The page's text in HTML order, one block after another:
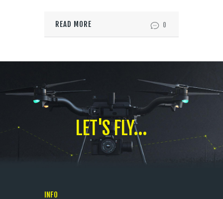
READ MORE 0
LET'S FLY...
INFO